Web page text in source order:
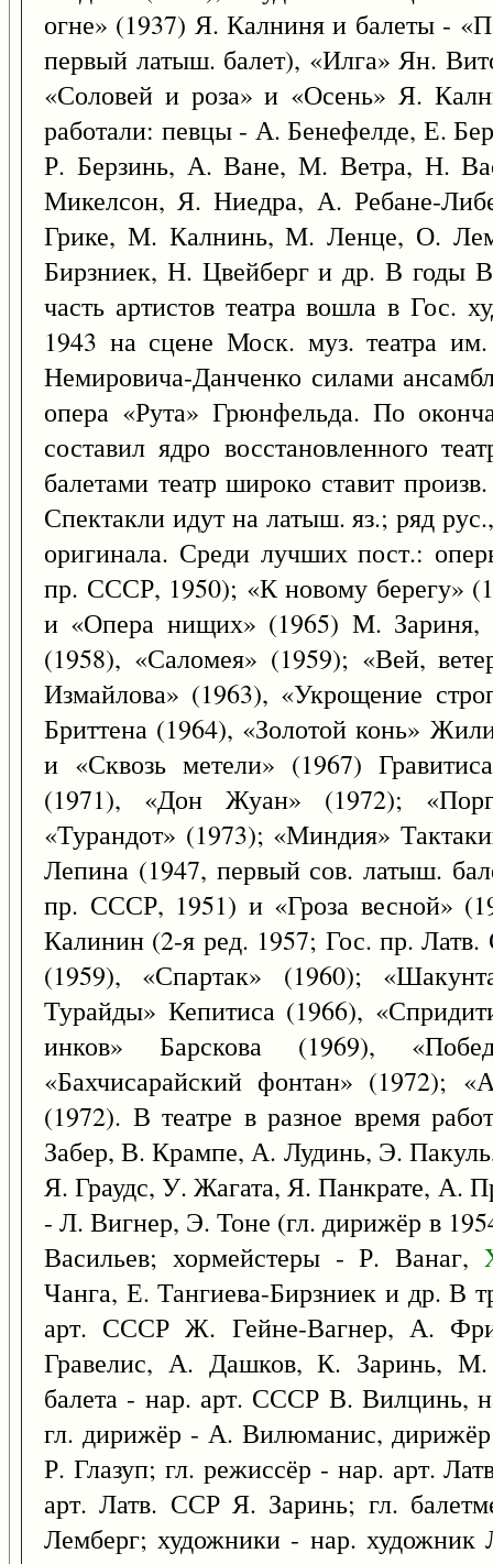
огне» (1937) Я. Калниня и балеты -
первый латыш. балет), «Илга» Ян.
«Соловей и роза» и «Осень» Я.
работали: певцы - А. Бенефелде, Е.
Р. Берзинь, А. Ване, М. Ветра, Н.
Микелсон, Я. Ниедра, А. Ребане-
Грике, М. Калнинь, М. Ленце, О.
Бирзниек, Н. Цвейберг и др. В годы
часть артистов театра вошла в Гос.
1943 на сцене Моск. муз. театра
Немировича-Данченко силами
опера «Рута» Грюнфельда. По
составил ядро восстановленного
балетами театр широко ставит
Спектакли идут на латыш. яз.; ряд
оригинала. Среди лучших пост.:
пр. СССР, 1950); «К новому берегу»
и «Опера нищих» (1965) М. Зариня,
(1958), «Саломея» (1959); «Вей,
Измайлова» (1963), «Укрощение
Бриттена (1964), «Золотой конь»
и «Сквозь метели» (1967)
(1971), «Дон Жуан» (1972);
«Турандот» (1973); «Миндия»
Лепина (1947, первый сов. латыш.
пр. СССР, 1951) и «Гроза весной»
Калинин (2-я ред. 1957; Гос. пр.
(1959), «Спартак» (1960);
Турайды» Кепитиса (1966),
инков» Барскова (1969),
«Бахчисарайский фонтан» (1972);
(1972). В театре в разное время
Забер, В. Крампе, А. Лудинь, Э.
Я. Граудс, У. Жагата, Я. Панкрате, А.
- Л. Вигнер, Э. Тоне (гл. дирижёр в
Васильев; хормейстеры - Р. Ванаг,
Чанга, Е. Тангиева-Бирзниек и др. В
арт. СССР Ж. Гейне-Вагнер, А.
Гравелис, А. Дашков, К. Заринь,
балета - нар. арт. СССР В. Вилцинь,
гл. дирижёр - А. Вилюманис, дирижёр
Р. Глазуп; гл. режиссёр - нар. арт.
арт. Латв. ССР Я. Заринь; гл.
Лемберг; художники - нар.